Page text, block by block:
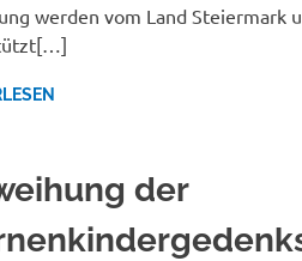
werden vom Land Steiermark
der